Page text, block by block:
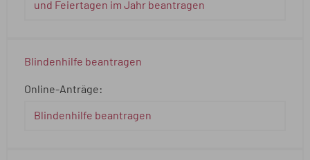
und Feiertagen im Jahr beantragen
Blindenhilfe beantragen
Online-Anträge:
Blindenhilfe beantragen